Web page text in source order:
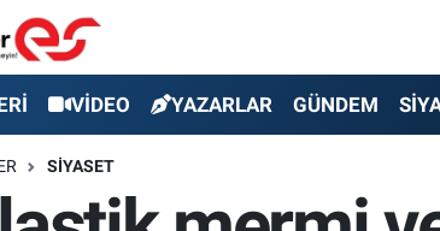
VİDEO YAZARLAR GÜNDEM
SİYASET
Eczaneler
Yoğunluk Haritası